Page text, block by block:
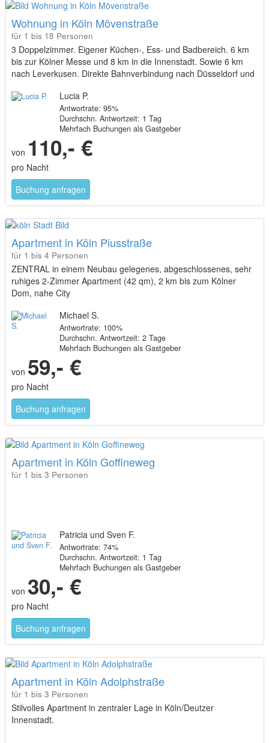
Wohnung in Köln Mövenstraße
für 1 bis 18 Personen
3 Doppelzimmer. Eigener Küchen-, Ess- und Badbereich. 6 km
bis zur Kölner Messe und 8 km in die Innenstadt. Sowie 6 km
nach Leverkusen. Direkte Bahnverbindung nach Düsseldorf und
Lucia P.
Antwortrate: 95%
Durchschn. Antwortzeit: 1 Tag
Mehrfach Buchungen als Gastgeber
von 110,- €
pro Nacht
Buchung anfragen
Apartment in Köln Piusstraße
für 1 bis 4 Personen
ZENTRAL in einem Neubau gelegenes, abgeschlossenes, sehr
ruhiges 2-Zimmer Apartment (42 qm), 2 km bis zum Kölner
Dom, nahe City
Michael S.
Antwortrate: 100%
Durchschn. Antwortzeit: 2 Tage
Mehrfach Buchungen als Gastgeber
von 59,- €
pro Nacht
Buchung anfragen
Apartment in Köln Goffineweg
für 1 bis 3 Personen
Patricia und Sven F.
Antwortrate: 74%
Durchschn. Antwortzeit: 1 Tag
Mehrfach Buchungen als Gastgeber
von 30,- €
pro Nacht
Buchung anfragen
Apartment in Köln Adolphstraße
für 1 bis 3 Personen
Stilvolles Apartment in zentraler Lage in Köln/Deutzer
Innenstadt.